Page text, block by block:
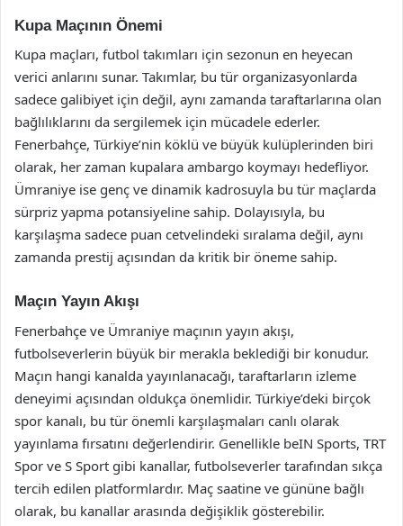
Kupa Maçının Önemi
Kupa maçları, futbol takımları için sezonun en heyecan
verici anlarını sunar. Takımlar, bu tür organizasyonlarda
sadece galibiyet için değil, aynı zamanda taraftarlarına olan
bağlılıklarını da sergilemek için mücadele ederler.
Fenerbahçe, Türkiye’nin köklü ve büyük kulüplerinden biri
olarak, her zaman kupalara ambargo koymayı hedefliyor.
Ümraniye ise genç ve dinamik kadrosuyla bu tür maçlarda
sürpriz yapma potansiyeline sahip. Dolayısıyla, bu
karşılaşma sadece puan cetvelindeki sıralama değil, aynı
zamanda prestij açısından da kritik bir öneme sahip.
Maçın Yayın Akışı
Fenerbahçe ve Ümraniye maçının yayın akışı,
futbolseverlerin büyük bir merakla beklediği bir konudur.
Maçın hangi kanalda yayınlanacağı, taraftarların izleme
deneyimi açısından oldukça önemlidir. Türkiye’deki birçok
spor kanalı, bu tür önemli karşılaşmaları canlı olarak
yayınlama fırsatını değerlendirir. Genellikle beIN Sports, TRT
Spor ve S Sport gibi kanallar, futbolseverler tarafından sıkça
tercih edilen platformlardır. Maç saatine ve gününe bağlı
olarak, bu kanallar arasında değişiklik gösterebilir.